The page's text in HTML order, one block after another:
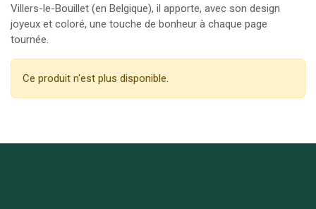
Villers-le-Bouillet (en Belgique), il apporte, avec son design
joyeux et coloré, une touche de bonheur à chaque page
tournée.
Ce produit n'est plus disponible.